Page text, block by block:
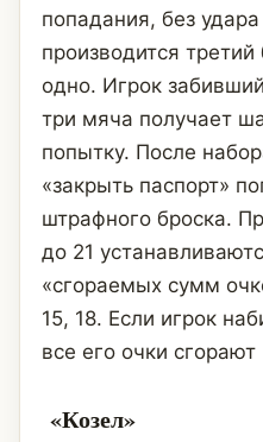
попадания, без
производится
одно. Игрок
три мяча получает
попытку. После
«закрыть паспорт»
штрафного броска.
до 21
«сгораемых сумм
15, 18. Если игрок
все его очки сгорают
«Козел»